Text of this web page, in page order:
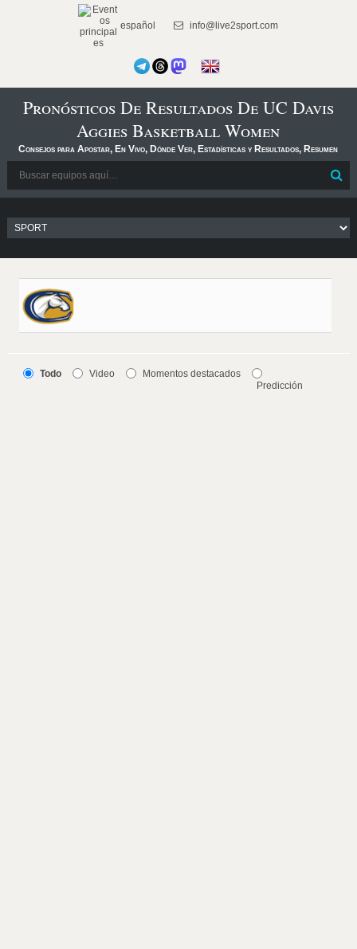
español info@live2sport.com
Pronósticos De Resultados De UC Davis
Aggies Basketball Women
Consejos para Apostar, En Vivo, Dónde Ver, Estadísticas y Resultados, Resumen
Todo Video
Momentos destacados
Predicción